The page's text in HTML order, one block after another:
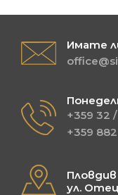
Имате
+359 32
+359
ул.